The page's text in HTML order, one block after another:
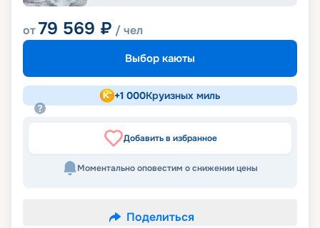
от79 569 ₽ / чел
Выбор каюты
+1 000Круизных миль
Добавить в избранное
Моментально оповестим о снижении цены
Поделиться